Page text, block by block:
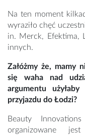
Na ten moment
wyraziło chęć
in. Merck, Efektima,
innych.
Załóżmy że, mamy
się waha nad
argumentu
przyjazdu do Łodzi?
Beauty
organizowane